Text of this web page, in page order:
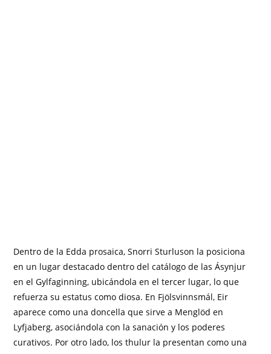
Dentro de la Edda prosaica, Snorri Sturluson la posiciona
en un lugar destacado dentro del catálogo de las Ásynjur
en el Gylfaginning, ubicándola en el tercer lugar, lo que
refuerza su estatus como diosa. En Fjölsvinnsmál, Eir
aparece como una doncella que sirve a Menglöd en
Lyfjaberg, asociándola con la sanación y los poderes
curativos. Por otro lado, los thulur la presentan como una